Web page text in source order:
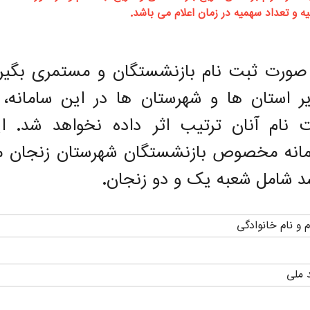
و تعداد سهمیه در زمان اعلام می باشد.
ثبت نام بازنشستگان و مستمری
استان ها و شهرستان ها در این
نام آنان ترتیب اثر داده نخواهد شد.
مخصوص بازنشستگان شهرستان
شامل شعبه یک و دو زنجان.
و نام خانوادگی
ملی